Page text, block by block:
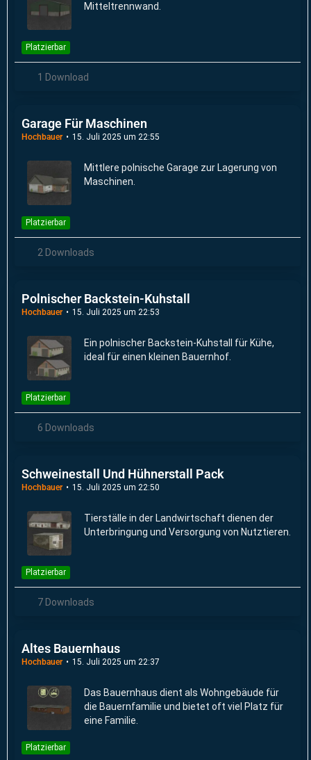
Mitteltrennwand.
Platzierbar
1 Download
Garage Für Maschinen
Hochbauer 15. Juli 2025 um 22:55
Mittlere polnische Garage zur Lagerung von
Maschinen.
Platzierbar
2 Downloads
Polnischer Backstein-Kuhstall
Hochbauer 15. Juli 2025 um 22:53
Ein polnischer Backstein-Kuhstall für Kühe,
ideal für einen kleinen Bauernhof.
Platzierbar
6 Downloads
Schweinestall Und Hühnerstall Pack
Hochbauer 15. Juli 2025 um 22:50
Tierställe in der Landwirtschaft dienen der
Unterbringung und Versorgung von Nutztieren.
Platzierbar
7 Downloads
Altes Bauernhaus
Hochbauer 15. Juli 2025 um 22:37
Das Bauernhaus dient als Wohngebäude für
die Bauernfamilie und bietet oft viel Platz für
eine Familie.
Platzierbar